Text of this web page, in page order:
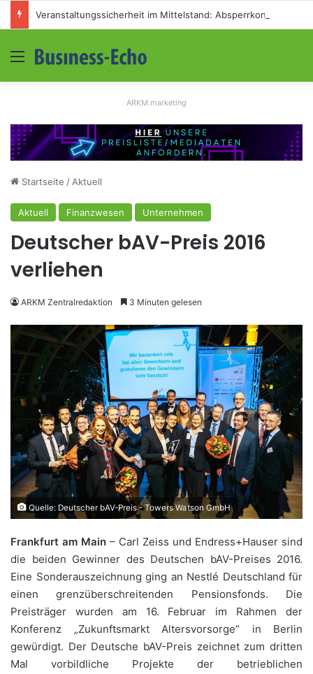
Menü
ARKM.marketing
Startseite / Aktuell
Aktuell Finanzwesen Unternehmen
Deutscher bAV-Preis 2016
verliehen
ARKM Zentralredaktion 3 Minuten gelesen
Quelle: Deutscher bAV-Preis - Towers Watson GmbH
Frankfurt am Main – Carl Zeiss und Endress+Hauser sind
die beiden Gewinner des Deutschen bAV-Preises 2016.
Eine Sonderauszeichnung ging an Nestlé Deutschland für
einen grenzüberschreitenden Pensionsfonds. Die
Preisträger wurden am 16. Februar im Rahmen der
Konferenz „Zukunftsmarkt Altersvorsorge“ in Berlin
gewürdigt. Der Deutsche bAV-Preis zeichnet zum dritten
Mal vorbildliche Projekte der betrieblichen